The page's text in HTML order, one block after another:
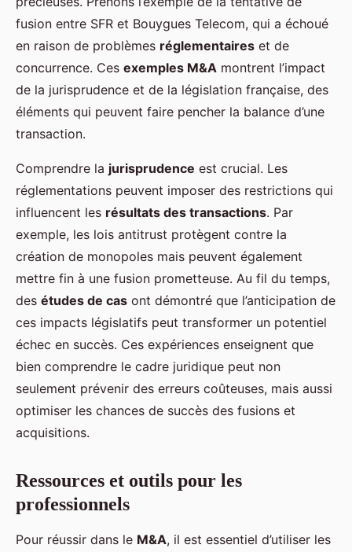
fusion entre SFR et Bouygues Telecom, qui a échoué
en raison de problèmes réglementaires et de
concurrence. Ces exemples M&A montrent l’impact
de la jurisprudence et de la législation française, des
éléments qui peuvent faire pencher la balance d’une
transaction.
Comprendre la jurisprudence est crucial. Les
réglementations peuvent imposer des restrictions qui
influencent les résultats des transactions. Par
exemple, les lois antitrust protègent contre la
création de monopoles mais peuvent également
mettre fin à une fusion prometteuse. Au fil du temps,
des études de cas ont démontré que l’anticipation de
ces impacts législatifs peut transformer un potentiel
échec en succès. Ces expériences enseignent que
bien comprendre le cadre juridique peut non
seulement prévenir des erreurs coûteuses, mais aussi
optimiser les chances de succès des fusions et
acquisitions.
Ressources et outils pour les
professionnels
Pour réussir dans le M&A, il est essentiel d’utiliser les